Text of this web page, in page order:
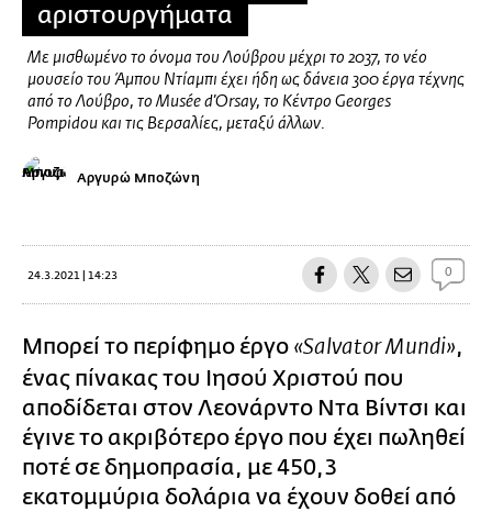
αριστουργήματα
Με μισθωμένο το όνομα του Λούβρου μέχρι το 2037, το νέο
μουσείο του Άμπου Ντίαμπι έχει ήδη ως δάνεια 300 έργα τέχνης
από το Λούβρο, το Musée d’Orsay, το Κέντρο Georges
Pompidou και τις Βερσαλίες, μεταξύ άλλων.
Αργυρώ Μποζώνη
24.3.2021 | 14:23 0
Μπορεί το περίφημο έργο «Salvator Mundi»,
ένας πίνακας του Ιησού Χριστού που
αποδίδεται στον Λεονάρντο Ντα Βίντσι και
έγινε το ακριβότερο έργο που έχει πωληθεί
ποτέ σε δημοπρασία, με 450,3
εκατομμύρια δολάρια να έχουν δοθεί από